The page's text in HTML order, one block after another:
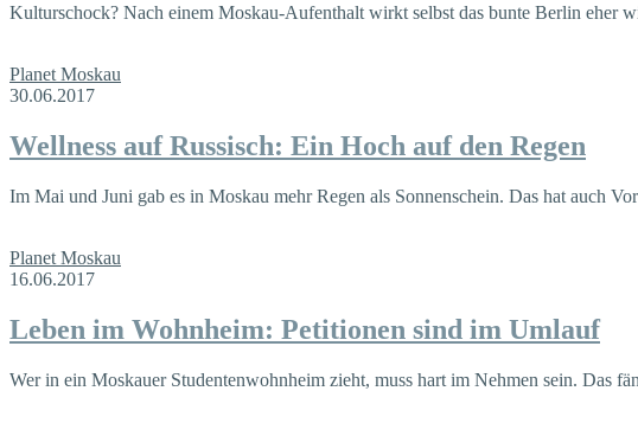
Kulturschock? Nach einem Moskau-Aufenthalt wirkt selbst das bunte Berlin eher
Planet Moskau
30.06.2017
Wellness auf Russisch: Ein Hoch auf den Regen
Im Mai und Juni gab es in Moskau mehr Regen als Sonnenschein. Das hat auch
Planet Moskau
16.06.2017
Leben im Wohnheim: Petitionen sind im Umlauf
Wer in ein Moskauer Studentenwohnheim zieht, muss hart im Nehmen sein. Das